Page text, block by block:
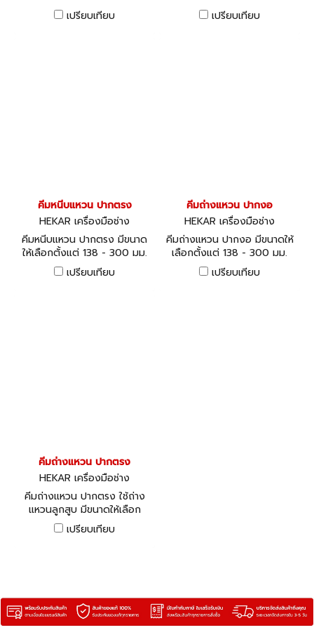
เปรียบเทียบ
เปรียบเทียบ
คีมหนีบแหวน ปากตรง
HEKAR เครื่องมือช่าง
คีมหนีบแหวน ปากตรง มีขนาด
ให้เลือกตั้งแต่ 138 - 300 มม.
เปรียบเทียบ
คีมถ่างแหวน ปากงอ
HEKAR เครื่องมือช่าง
คีมถ่างแหวน ปากงอ มีขนาดให้
เลือกตั้งแต่ 138 - 300 มม.
เปรียบเทียบ
คีมถ่างแหวน ปากตรง
HEKAR เครื่องมือช่าง
คีมถ่างแหวน ปากตรง ใช้ถ่าง
แหวนลูกสูบ มีขนาดให้เลือก
ตั้งแต่ 138 - 300 มม.
เปรียบเทียบ